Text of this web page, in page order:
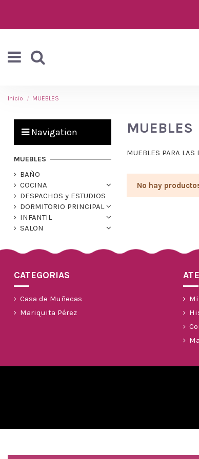
Inicio MUEBLES
MUEBLES
MUEBLES PARA
No hay
Navigation
MUEBLES
BAÑO
COCINA
DESPACHOS y ESTUDIOS
DORMITORIO PRINCIPAL
INFANTIL
SALON
CATEGORIAS
Casa de Muñecas
Mariquita Pérez